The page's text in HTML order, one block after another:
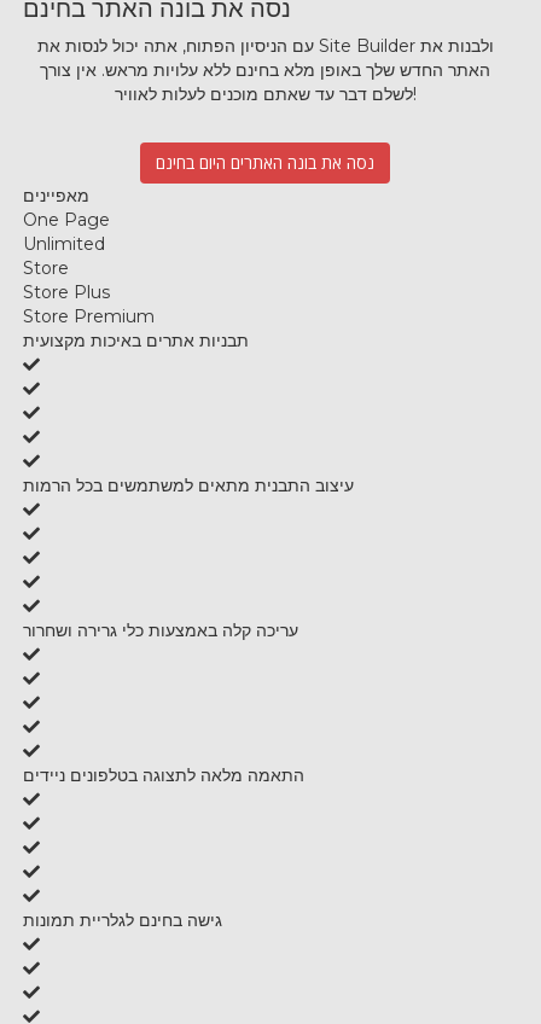
נסה את בונה האתר בחינם
עם הניסיון הפתוח, אתה יכול לנסות את Site Builder ולבנות את
האתר החדש שלך באופן מלא בחינם ללא עלויות מראש. אין צורך
לשלם דבר עד שאתם מוכנים לעלות לאוויר!
נסה את בונה האתרים היום בחינם
מאפיינים
One Page
Unlimited
Store
Store Plus
Store Premium
תבניות אתרים באיכות מקצועית
עיצוב התבנית מתאים למשתמשים בכל הרמות
עריכה קלה באמצעות כלי גרירה ושחרור
התאמה מלאה לתצוגה בטלפונים ניידים
גישה בחינם לגלריית תמונות